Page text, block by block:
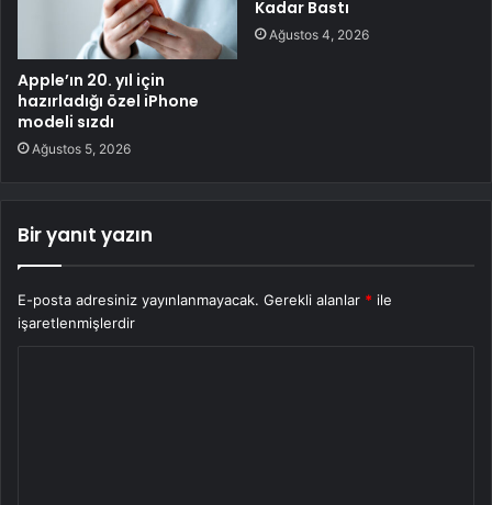
Apple’ın 20. yıl için
hazırladığı özel iPhone
modeli sızdı
Ağustos 5, 2026
Kadar Bastı
Ağustos 4, 2026
Bir yanıt yazın
E-posta adresiniz yayınlanmayacak. Gerekli alanlar * ile
işaretlenmişlerdir